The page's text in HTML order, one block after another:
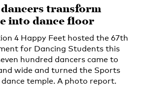
transform
into dance floor
4 Happy Feet hosted the 67th
for Dancing Students this
hundred dancers came to
wide and turned the Sports
temple. A photo report.